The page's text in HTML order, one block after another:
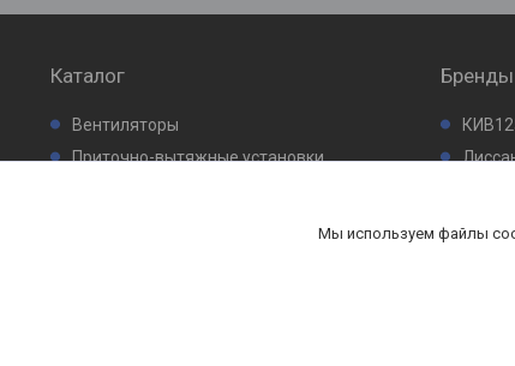
Каталог
Вентиляторы
Приточно-вытяжные установки
Бренды
Мы используем файлы